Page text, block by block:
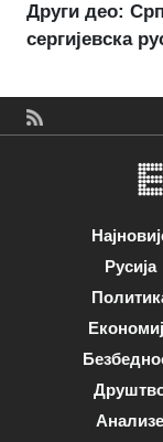
Други део:
сергијевска
Русија
Анализе